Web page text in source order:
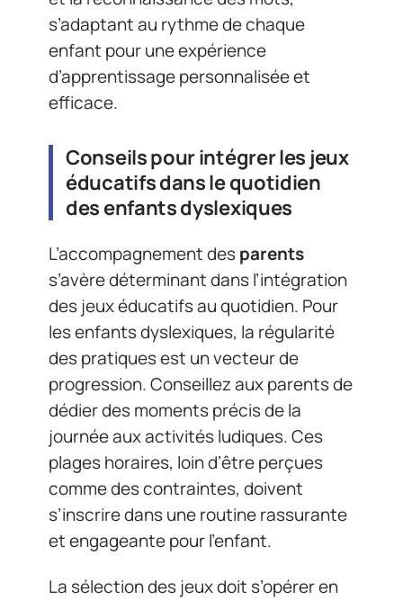
s’adaptant au rythme de chaque
enfant pour une expérience
d’apprentissage personnalisée et
efficace.
Conseils pour intégrer les jeux
éducatifs dans le quotidien
des enfants dyslexiques
L’accompagnement desparents
s’avère déterminant dans l’intégration
des jeux éducatifs au quotidien. Pour
les enfants dyslexiques, la régularité
des pratiques est un vecteur de
progression. Conseillez aux parents de
dédier des moments précis de la
journée aux activités ludiques. Ces
plages horaires, loin d’être perçues
comme des contraintes, doivent
s’inscrire dans une routine rassurante
et engageante pour l’enfant.
La sélection des jeux doit s’opérer en